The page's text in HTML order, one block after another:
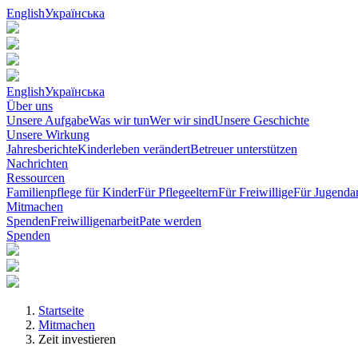
EnglishУкраїнська
EnglishУкраїнська
Über uns
Unsere AufgabeWas wir tunWer wir sindUnsere Geschichte
Unsere Wirkung
JahresberichteKinderleben verändertBetreuer unterstützen
Nachrichten
Ressourcen
Familienpflege für KinderFür PflegeelternFür FreiwilligeFür
Mitmachen
SpendenFreiwilligenarbeitPate werden
Spenden
Startseite
Mitmachen
Zeit investieren